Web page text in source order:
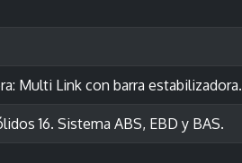
Multi Link con barra estabilizadora.
16. Sistema ABS, EBD y BAS.